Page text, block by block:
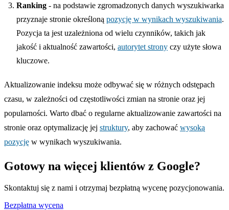
Ranking - na podstawie zgromadzonych danych wyszukiwarka
przyznaje stronie określoną pozycję w wynikach wyszukiwania.
Pozycja ta jest uzależniona od wielu czynników, takich jak
jakość i aktualność zawartości, autorytet strony czy użyte słowa
kluczowe.
Aktualizowanie indeksu może odbywać się w różnych odstępach
czasu, w zależności od częstotliwości zmian na stronie oraz jej
popularności. Warto dbać o regularne aktualizowanie zawartości na
stronie oraz optymalizację jej struktury, aby zachować wysoką
pozycję w wynikach wyszukiwania.
Gotowy na więcej klientów z Google?
Skontaktuj się z nami i otrzymaj bezpłatną wycenę pozycjonowania.
Bezpłatna wycena